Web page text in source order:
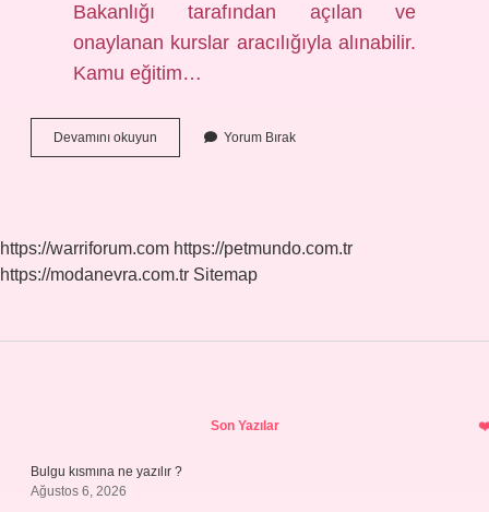
Bakanlığı tarafından açılan ve
onaylanan kurslar aracılığıyla alınabilir.
Kamu eğitim…
Devamını okuyun
Sertifika
Yorum Bırak
https://warriforum.com https://petmundo.com.tr
https://modanevra.com.tr Sitemap
Son Yazılar
Bulgu kısmına ne yazılır ?
Ağustos 6, 2026